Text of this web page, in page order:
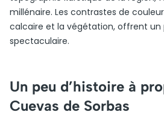
millénaire. Les contrastes de
calcaire et la végétation, offrent un
spectaculaire.
Un peu d’histoire à
Cuevas de Sorbas